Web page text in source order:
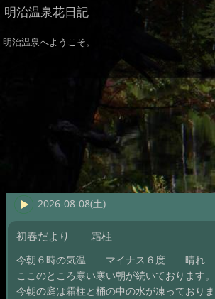
明治温泉花日記
明治温泉へようこそ。
2026-08-08(土)
初春だより 霜柱
今朝６時の気温 マイナス６度 晴れ
ここのところ寒い寒い朝が続いております
今朝の庭は霜柱と桶の中の水が凍っており